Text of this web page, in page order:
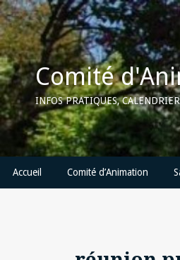
Skip
to
content
Comité
INFOS PRATIQUES,
Accueil Comité d’Animation